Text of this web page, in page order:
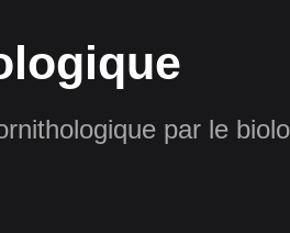
par le